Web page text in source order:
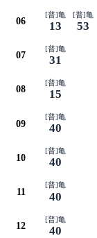
06
[普]亀
13
[普]亀
53
07
[普]亀
31
08
[普]亀
15
09
[普]亀
40
10
[普]亀
40
11
[普]亀
40
12
[普]亀
40